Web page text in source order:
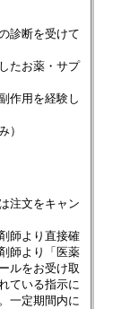
診断を受けて
たお薬・サプ
作用を経験し
）
注文をキャン
師より直接確
師より「医薬
ルをお受け取
ている指示に
一定期間内に